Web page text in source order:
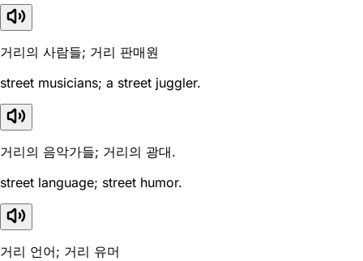
거리의 사람들; 거리 판매원
street musicians; a street juggler.
거리의 음악가들; 거리의 광대.
street language; street humor.
거리 언어; 거리 유머